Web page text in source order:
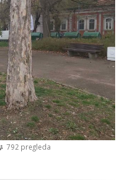
792 pregleda